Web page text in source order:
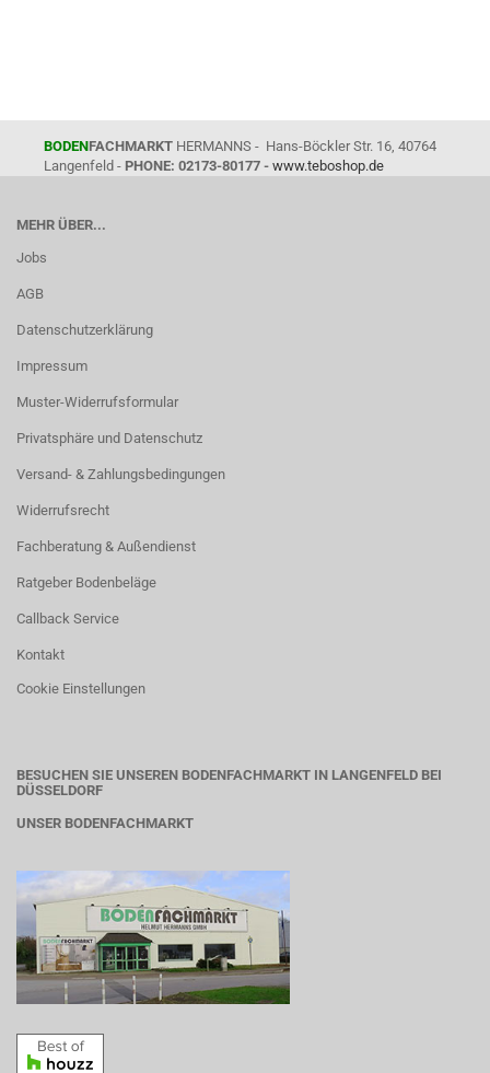
BODENFACHMARKT HERMANNS - Hans-Böckler Str. 16, 40764
Langenfeld - PHONE: 02173-80177 - www.teboshop.de
MEHR ÜBER...
Jobs
AGB
Datenschutzerklärung
Impressum
Muster-Widerrufsformular
Privatsphäre und Datenschutz
Versand- & Zahlungsbedingungen
Widerrufsrecht
Fachberatung & Außendienst
Ratgeber Bodenbeläge
Callback Service
Kontakt
Cookie Einstellungen
BESUCHEN SIE UNSEREN BODENFACHMARKT IN LANGENFELD BEI
DÜSSELDORF
UNSER BODENFACHMARKT